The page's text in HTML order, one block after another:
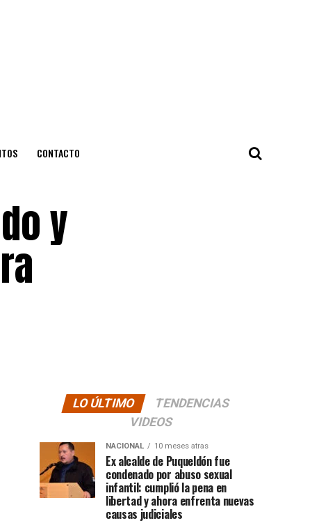
CONTACTO
y
LO ÚLTIMO
TENDENCIAS
VIDEOS
NACIONAL 10 meses atras
Ex alcalde de Puqueldón fue
condenado por abuso sexual
infantil: cumplió la pena en
libertad y ahora enfrenta nuevas
causas judiciales